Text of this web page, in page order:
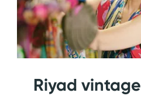
Riyad vintage